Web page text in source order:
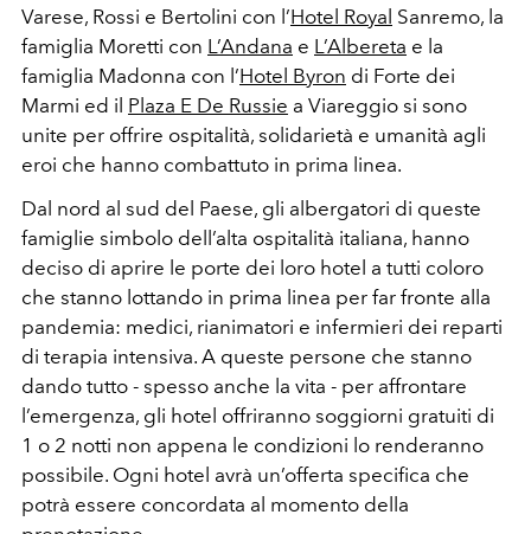
Varese, Rossi e Bertolini con l’Hotel Royal Sanremo, la
famiglia Moretti con L’Andana e L’Albereta e la
famiglia Madonna con l’Hotel Byron di Forte dei
Marmi ed il Plaza E De Russie a Viareggio si sono
unite per offrire ospitalità, solidarietà e umanità agli
eroi che hanno combattuto in prima linea.
Dal nord al sud del Paese, gli albergatori di queste
famiglie simbolo dell’alta ospitalità italiana, hanno
deciso di aprire le porte dei loro hotel a tutti coloro
che stanno lottando in prima linea per far fronte alla
pandemia: medici, rianimatori e infermieri dei reparti
di terapia intensiva. A queste persone che stanno
dando tutto - spesso anche la vita - per affrontare
l’emergenza, gli hotel offriranno soggiorni gratuiti di
1 o 2 notti non appena le condizioni lo renderanno
possibile. Ogni hotel avrà un’offerta specifica che
potrà essere concordata al momento della